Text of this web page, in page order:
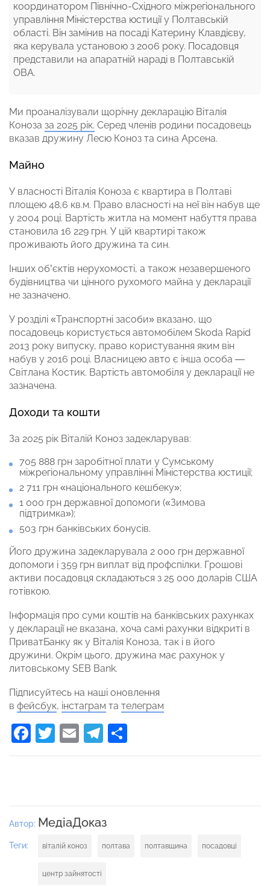
координатором Північно-Східного міжрегіонального
управління Міністерства юстиції у Полтавській
області. Він замінив на посаді Катерину Клавдієву,
яка керувала установою з 2006 року. Посадовця
представили на апаратній нараді в Полтавській
ОВА.
Ми проаналізували щорічну декларацію Віталія
Коноза за 2025 рік. Серед членів родини посадовець
вказав дружину Лесю Коноз та сина Арсена.
Майно
У власності Віталія Коноза є квартира в Полтаві
площею 48,6 кв.м. Право власності на неї він набув ще
у 2004 році. Вартість житла на момент набуття права
становила 16 229 грн. У цій квартирі також
проживають його дружина та син.
Інших об’єктів нерухомості, а також незавершеного
будівництва чи цінного рухомого майна у декларації
не зазначено.
У розділі «Транспортні засоби» вказано, що
посадовець користується автомобілем Skoda Rapid
2013 року випуску, право користування яким він
набув у 2016 році. Власницею авто є інша особа —
Світлана Костик. Вартість автомобіля у декларації не
зазначена.
Доходи та кошти
За 2025 рік Віталій Коноз задекларував:
705 888 грн заробітної плати у Сумському
міжрегіональному управлінні Міністерства юстиції;
2 711 грн «національного кешбеку»;
1 000 грн державної допомоги («Зимова
підтримка»);
503 грн банківських бонусів.
Його дружина задекларувала 2 000 грн державної
допомоги і 359 грн виплат від профспілки. Грошові
активи посадовця складаються з 25 000 доларів США
готівкою.
Інформація про суми коштів на банківських рахунках
у декларації не вказана, хоча самі рахунки відкриті в
ПриватБанку як у Віталія Коноза, так і в його
дружини. Окрім цього, дружина має рахунок у
литовському SEB Bank.
Підписуйтесь на наші оновлення
в фейсбук, інстаграм та телеграм
Facebook
Twitter
EmailTelegram
Автор: МедіаДоказ
Теги: віталій коноз полтава полтавщина посадовці
центр зайнятості